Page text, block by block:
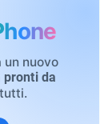
un nuovo
pronti da